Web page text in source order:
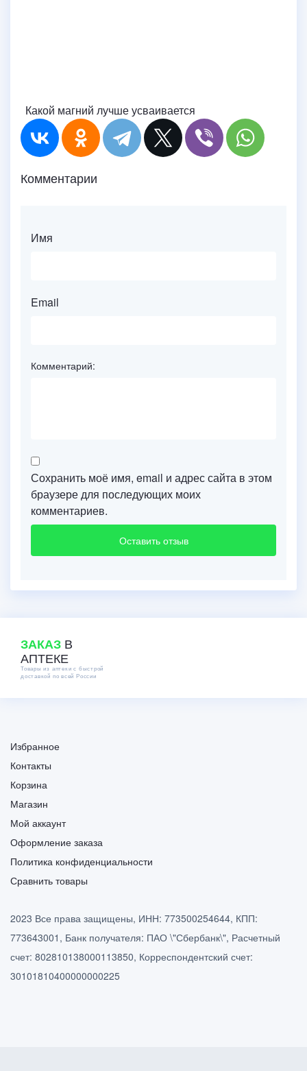
Какой магний лучше усваивается
Комментарии
Имя
Email
Комментарий:
Сохранить моё имя, email и адрес сайта в этом
браузере для последующих моих
комментариев.
ЗАКАЗ В
АПТЕКЕ
Товары из аптеки с быстрой
доставкой по всей России
Избранное
Контакты
Корзина
Магазин
Мой аккаунт
Оформление заказа
Политика конфиденциальности
Сравнить товары
2023 Все права защищены, ИНН: 773500254644, КПП:
773643001, Банк получателя: ПАО \"Сбербанк\", Расчетный
счет: 802810138000113850, Корреспондентский счет:
30101810400000000225